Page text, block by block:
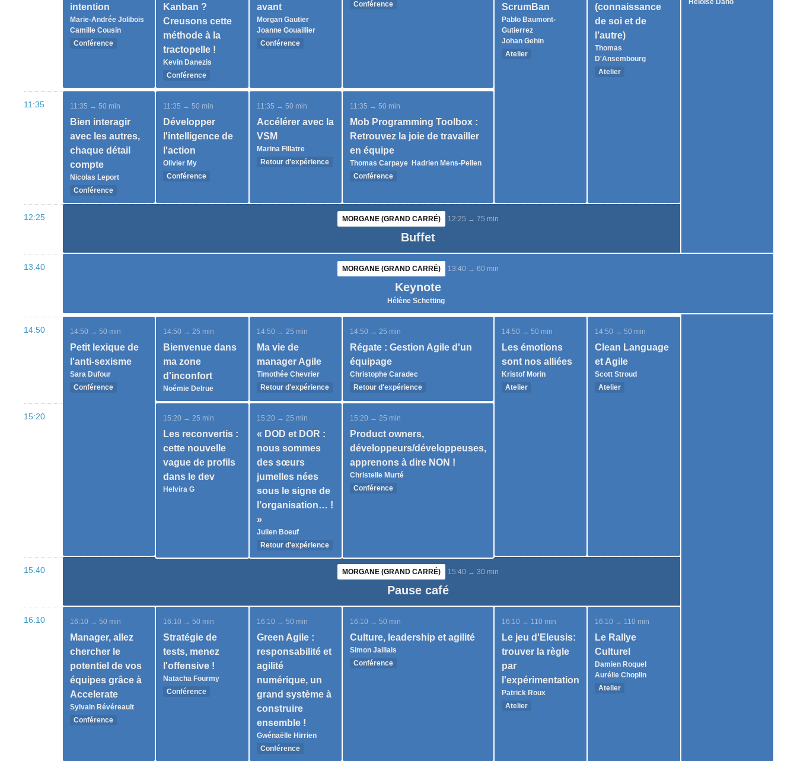
intention
Marie-Andrée Jolibois
Camille Cousin
Conférence
Kanban ?
Creusons cette
méthode à la
tractopelle !
Kevin Danezis
Conférence
avant
Morgan Gautier
Joanne Gouaillier
Conférence
Conférence
ScrumBan
Pablo Baumont-
Gutierrez
Johan Gehin
Atelier
(connaissance
de soi et de
l’autre)
Thomas
D'Ansembourg
Atelier
11:35 11:35 → 50 min
Bien interagir
avec les autres,
chaque détail
compte
Nicolas Leport
Conférence
11:35 → 50 min
Développer
l'intelligence de
l'action
Olivier My
Conférence
11:35 → 50 min
Accélérer avec la
VSM
Marina Fillatre
Retour d'expérience
11:35 → 50 min
Mob Programming Toolbox :
Retrouvez la joie de travailler
en équipe
Thomas Carpaye Hadrien Mens-Pellen
Conférence
12:25 MORGANE (GRAND CARRÉ) 12:25 → 75 min
Buffet
13:40 MORGANE (GRAND CARRÉ) 13:40 → 60 min
Keynote
Hélène Schetting
14:50 14:50 → 50 min
Petit lexique de
l'anti-sexisme
Sara Dufour
Conférence
14:50 → 25 min
Bienvenue dans
ma zone
d'inconfort
Noémie Delrue
14:50 → 25 min
Ma vie de
manager Agile
Timothée Chevrier
Retour d'expérience
14:50 → 25 min
Régate : Gestion Agile d'un
équipage
Christophe Caradec
Retour d'expérience
14:50 → 50 min
Les émotions
sont nos alliées
Kristof Morin
Atelier
14:50 → 50 min
Clean Language
et Agile
Scott Stroud
Atelier
15:20 15:20 → 25 min
Les reconvertis :
cette nouvelle
vague de profils
dans le dev
Helvira G
15:20 → 25 min
« DOD et DOR :
nous sommes
des sœurs
jumelles nées
sous le signe de
l’organisation… !
»
Julien Boeuf
Retour d'expérience
15:20 → 25 min
Product owners,
développeurs/développeuses,
apprenons à dire NON !
Christelle Murté
Conférence
15:40 MORGANE (GRAND CARRÉ) 15:40 → 30 min
Pause café
16:10 16:10 → 50 min
Manager, allez
chercher le
potentiel de vos
équipes grâce à
Accelerate
Sylvain Révéreault
Conférence
16:10 → 50 min
Stratégie de
tests, menez
l'offensive !
Natacha Fourmy
Conférence
16:10 → 50 min
Green Agile :
responsabilité et
agilité
numérique, un
grand système à
construire
ensemble !
Gwénaëlle Hirrien
Conférence
16:10 → 50 min
Culture, leadership et agilité
Simon Jaillais
Conférence
16:10 → 110 min
Le jeu d'Eleusis:
trouver la règle
par
l'expérimentation
Patrick Roux
Atelier
16:10 → 110 min
Le Rallye
Culturel
Damien Roquel
Aurélie Choplin
Atelier